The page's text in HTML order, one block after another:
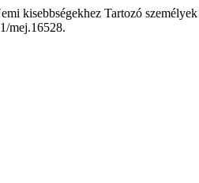
kisebbségekhez Tartozó
mej.16528.